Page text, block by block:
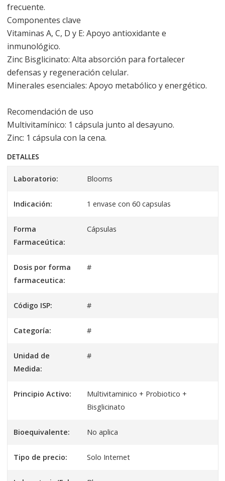
frecuente.
Componentes clave
Vitaminas A, C, D y E: Apoyo antioxidante e
inmunológico.
Zinc Bisglicinato: Alta absorción para fortalecer
defensas y regeneración celular.
Minerales esenciales: Apoyo metabólico y energético.
Recomendación de uso
Multivitamínico: 1 cápsula junto al desayuno.
Zinc: 1 cápsula con la cena.
DETALLES
Laboratorio: Blooms
Indicación: 1 envase con 60 capsulas
Forma
Farmaceútica:
Cápsulas
Dosis por forma
farmaceutica:
#
Código ISP: #
Categoría: #
Unidad de
Medida:
#
Principio Activo:
Multivitaminico + Probiotico +
Bisglicinato
Bioequivalente: No aplica
Tipo de precio: Solo Internet